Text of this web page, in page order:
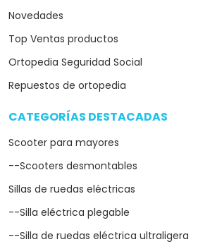
Novedades
Top Ventas productos
Ortopedia Seguridad Social
Repuestos de ortopedia
CATEGORÍAS DESTACADAS
Scooter para mayores
--Scooters desmontables
Sillas de ruedas eléctricas
--Silla eléctrica plegable
--Silla de ruedas eléctrica ultraligera